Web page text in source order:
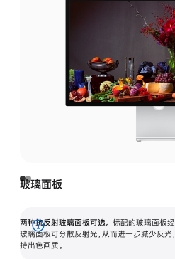
玻璃面板
两种抗反射玻璃面板可选。 标配的玻璃面板
玻璃面板可分散反射光，从而进一步减少反
持出色画质。
展
开